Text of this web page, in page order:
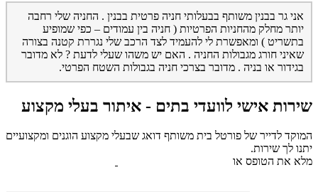
אני גר בבנין משותף בבעלותי חניה פרטית בבנין . החניה שלי רחבה
יותר מחלק מהחניות הפרטיות ( חניה בין עמודים – כפי שמופיע
בתשריט ) ומאפשרת לי להעמיד לצד הרכב שלי נגררת קטנה בצורה
שאיני חורג מגבולות החניה . האם יש משהו שעלי לדעת ? לא מדובר
בגידור או בניה . מדובר בצרכי חניה בגבולות השטח הפרטי.
שירות אישי לוועדי בתים - איתור בעלי מקצוע
המוקד לדייר של פורטל בית משותף דואג שבעלי מקצוע הוגנים ומקצועיים
יתנו לך שירות.
מלא את הטופס או